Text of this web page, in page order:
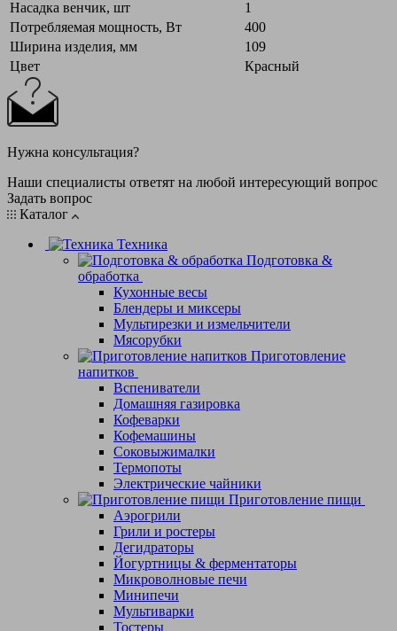
Насадка венчик, шт
1
Потребляемая мощность, Вт
400
Ширина изделия, мм
109
Цвет
Красный
Нужна консультация?
Наши специалисты ответят на любой интересующий вопрос
Задать вопрос
Каталог
Техника
Подготовка &
обработка
Кухонные весы
Блендеры и миксеры
Мультирезки и измельчители
Мясорубки
Приготовление
напитков
Вспениватели
Домашняя газировка
Кофеварки
Кофемашины
Соковыжималки
Термопоты
Электрические чайники
Приготовление пищи
Аэрогрили
Грили и ростеры
Дегидраторы
Йогуртницы & ферментаторы
Микроволновые печи
Минипечи
Мультиварки
Тостеры